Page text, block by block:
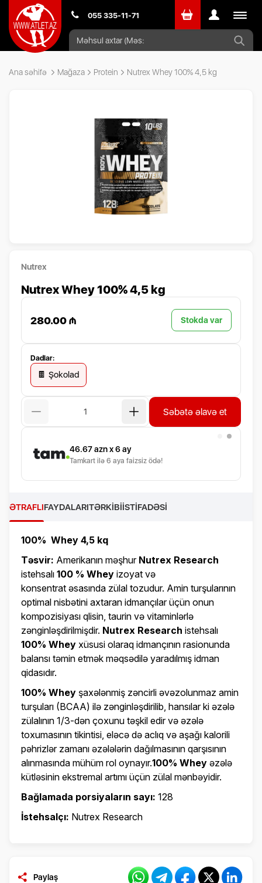
055 335-11-71
Toggle
Ana səhifə Mağaza Protein Nutrex Whey 100% 4,5 kg
Nutrex
Nutrex Whey 100% 4,5 kg
280.00 ₼ Stokda var
Dadlar:
🍫 Şokolad
Səbətə əlavə et
46.67azn x 6 ay
Tamkart ilə 6 aya faizsiz ödə!
ƏTRAFLIFAYDALARITƏRKIBIİSTIFADƏSI
100% Whey 4,5 kq
Təsvir: Amerikanın məşhur Nutrex Research
istehsalı 100 % Whey izoyat və
konsentrat əsasında zülal tozudur. Amin turşularının
optimal nisbətini axtaran idmançılar üçün onun
kompozisiyası qlisin, taurin və vitaminlərlə
zənginləşdirilmişdir. Nutrex Research istehsalı
100% Whey xüsusi olaraq idmançının rasionunda
balansı təmin etmək məqsədilə yaradılmış idman
qidasıdır.
100% Whey şaxələnmiş zəncirli əvəzolunmaz amin
turşuları (BCAA) ilə zənginləşdirilib, hansılar ki əzələ
zülalının 1/3-dən çoxunu təşkil edir və əzələ
toxumasının tikintisi, eləcə də aclıq və aşağı kalorili
pəhrizlər zamanı əzələlərin dağılmasının qarşısının
alınmasında mühüm rol oynayır.100% Whey əzələ
kütləsinin ekstremal artımı üçün zülal mənbəyidir.
Bağlamada porsiyaların sayı: 128
İstehsalçı: Nutrex Research
Paylaş